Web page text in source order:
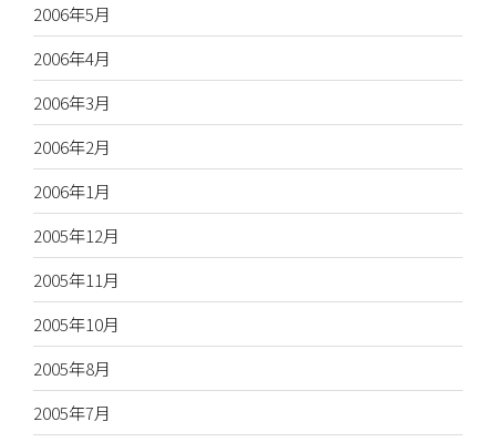
2006年5月
2006年4月
2006年3月
2006年2月
2006年1月
2005年12月
2005年11月
2005年10月
2005年8月
2005年7月